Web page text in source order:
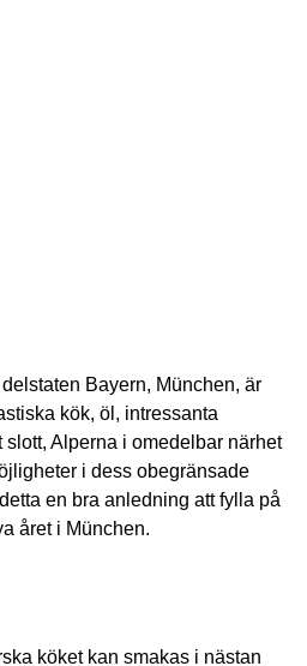
Bayern, München, är
kök, öl, intressanta
slott, Alperna i omedelbar närhet
i dess obegränsade
en bra anledning att fylla på
året i München.
köket kan smakas i nästan